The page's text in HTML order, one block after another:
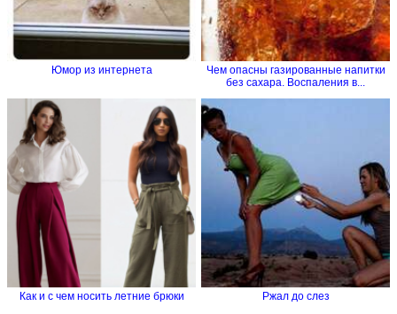
Юмор из интернета
Чем опасны газированные напитки
без сахара. Воспаления в...
Как и с чем носить летние брюки Ржал до слез